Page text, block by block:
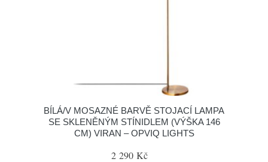
BÍLÁ/V MOSAZNÉ BARVĚ STOJACÍ LAMPA
SE SKLENĚNÝM STÍNIDLEM (VÝŠKA 146
CM) VIRAN – OPVIQ LIGHTS
2 290 Kč